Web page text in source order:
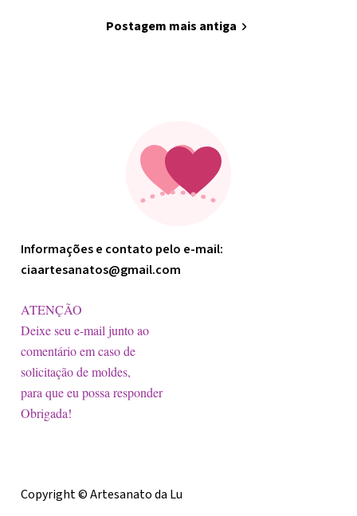
Informações e contato pelo e-mail:
ciaartesanatos@gmail.com
ATENÇÃO
Deixe seu e-mail junto ao
comentário em caso de
solicitação de moldes,
para que eu possa responder
Obrigada!
Copyright © Artesanato da Lu
Postagem mais antiga chevron_right